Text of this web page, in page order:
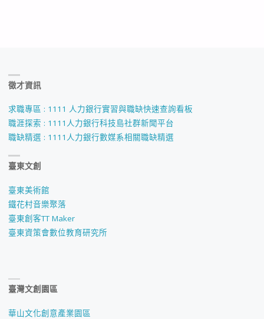
徵才資訊
求職專區 : 1111 人力銀行實習與職缺快速查詢看板
職涯探索 : 1111人力銀行科技島社群新聞平台
職缺精選 : 1111人力銀行數媒系相關職缺精選
臺東文創
臺東美術館
鐵花村音樂聚落
臺東創客TT Maker
臺東資策會數位教育研究所
臺灣文創園區
華山文化創意產業園區